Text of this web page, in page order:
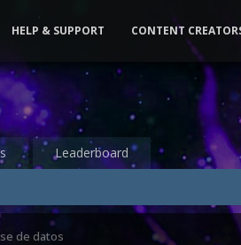
Leaderboard
HELP & SUPPORT CONTENT
de datos